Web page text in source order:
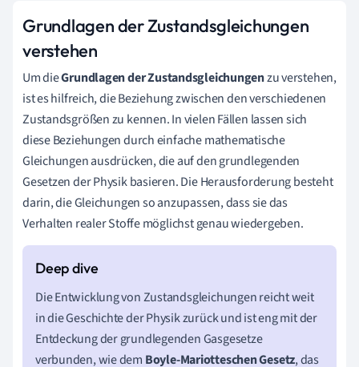
Grundlagen der Zustandsgleichungen
verstehen
Um dieGrundlagen der Zustandsgleichungenzu verstehen,
ist es hilfreich, die Beziehung zwischen den verschiedenen
Zustandsgrößen zu kennen. In vielen Fällen lassen sich
diese Beziehungen durch einfache mathematische
Gleichungen ausdrücken, die auf den grundlegenden
Gesetzen der Physik basieren. Die Herausforderung besteht
darin, die Gleichungen so anzupassen, dass sie das
Verhalten realer Stoffe möglichst genau wiedergeben.
Die Entwicklung von Zustandsgleichungen reicht weit
in die Geschichte der Physik zurück und ist eng mit der
Entdeckung der grundlegenden Gasgesetze
verbunden, wie dem Boyle-Mariotteschen Gesetz, das